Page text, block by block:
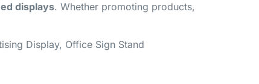
displays. Whether promoting products,
Display, Office Sign Stand